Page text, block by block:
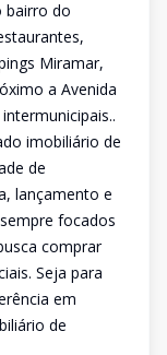
bairro do
Miramar,
a Avenida
imobiliário de
de
lançamento e
focados
comprar
Seja para
em
de